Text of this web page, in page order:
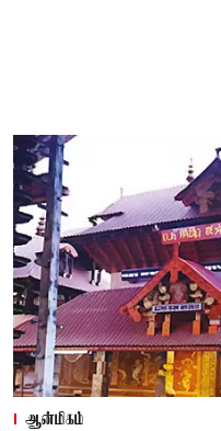
ஆன்மிகம்